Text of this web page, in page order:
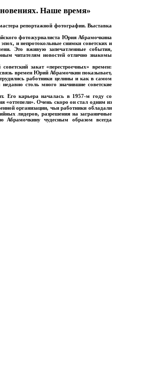
Наше время»
репортажной фотографии. Выставка
фотожурналиста Юрия Абрамочкина
и непротокольные снимки советских и
Это вживую запечатленные события,
читателям новостей отлично знакомы
закат «перестроечных» времен:
времен Юрий Абрамочкин показывает,
работники целины и как в самом
столь много значившие советские
Его карьера началась в 1957-м году со
«оттепели». Очень скоро он стал одним из
организации, чьи работники обладали
лидеров, разрешения на заграничные
Абрамочкину чудесным образом всегда